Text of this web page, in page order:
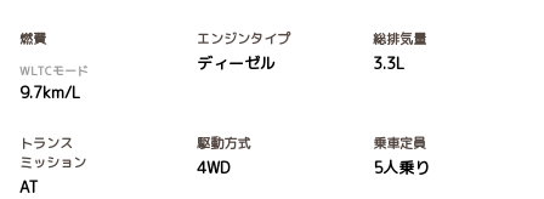
燃費
WLTCモード
9.7km/L
エンジンタイプ
ディーゼル
総排気量
3.3L
トランス
ミッション
AT
駆動方式
4WD
乗車定員
5人乗り